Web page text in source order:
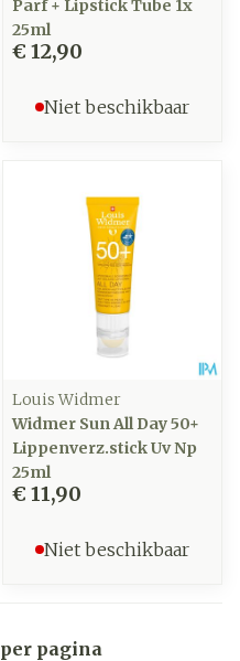
Parf + Lipstick Tube 1x
25ml
€ 12,90
Niet beschikbaar
Louis Widmer
Widmer Sun All Day 50+
Lippenverz.stick Uv Np
25ml
€ 11,90
Niet beschikbaar
per pagina